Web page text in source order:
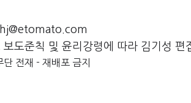
도준칙 및 윤리강령에 따라 김기성 편
전재 - 재배포 금지